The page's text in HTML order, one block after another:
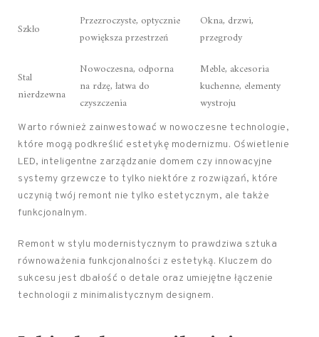
Szkło
Przezroczyste, optycznie
powiększa przestrzeń
Okna, drzwi,
przegrody
Stal
nierdzewna
Nowoczesna, odporna
na rdzę, łatwa do
czyszczenia
Meble, akcesoria
kuchenne, elementy
wystroju
Warto również zainwestować w nowoczesne technologie,
które mogą podkreślić estetykę modernizmu. Oświetlenie
LED, inteligentne zarządzanie domem czy innowacyjne
systemy grzewcze to tylko niektóre z rozwiązań, które
uczynią twój remont nie tylko estetycznym, ale także
funkcjonalnym.
Remont w stylu modernistycznym to prawdziwa sztuka
równoważenia funkcjonalności z estetyką. Kluczem do
sukcesu jest dbałość o detale oraz umiejętne łączenie
technologii z minimalistycznym designem.